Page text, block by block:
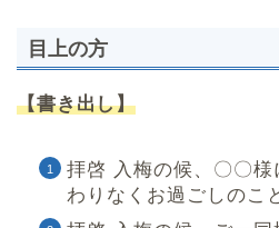
目上の方
【書き出し】
拝啓 入梅の候、〇〇
わりなくお過ごしのこ